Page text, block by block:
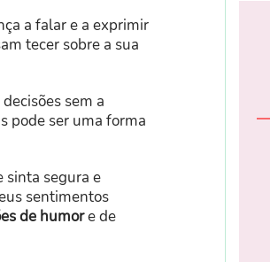
a falar e a exprimir
tecer sobre a sua
sem a
pode ser uma forma
sinta segura e
sentimentos
de humore de